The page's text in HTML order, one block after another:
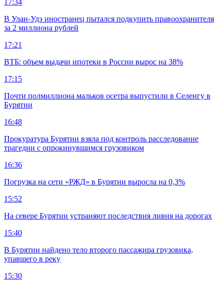
17:34
В Улан-Удэ иностранец пытался подкупить правоохранителя
за 2 миллиона рублей
17:21
ВТБ: объем выдачи ипотеки в России вырос на 38%
17:15
Почти полмиллиона мальков осетра выпустили в Селенгу в
Бурятии
16:48
Прокуратура Бурятии взяла под контроль расследование
трагедии с опрокинувшимся грузовиком
16:36
Погрузка на сети «РЖД» в Бурятии выросла на 0,3%
15:52
На севере Бурятии устраняют последствия ливня на дорогах
15:40
В Бурятии найдено тело второго пассажира грузовика,
упавшего в реку
15:30